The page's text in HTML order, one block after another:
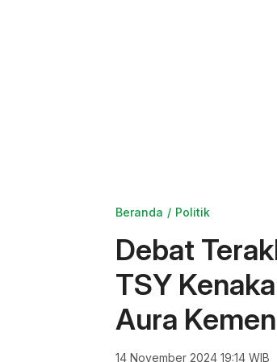
Beranda Politik
Debat
TSY
Aura
14 November 2024 19:14 WIB